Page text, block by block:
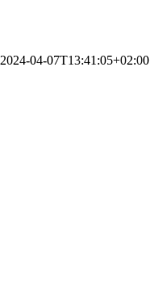
2024-04-07T13:41:05+02:00